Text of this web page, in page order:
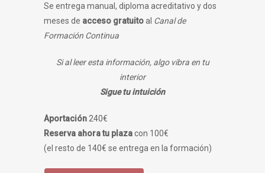
Se entrega manual, diploma acreditativo y dos
meses de acceso gratuitoal Canal de
Formación Continua
Si al leer esta información, algo vibra en tu
interior
Sigue tu intuición
Aportación 240€
Reserva ahora tu plazacon 100€
(el resto de 140€ se entrega en la formación)